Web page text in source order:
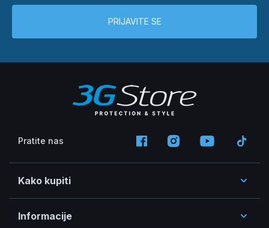
PRIJAVITE SE
Pratite nas
Kako kupiti
Informacije